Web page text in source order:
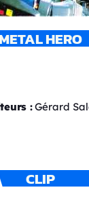
METAL HERO
:Gérard
CLIP